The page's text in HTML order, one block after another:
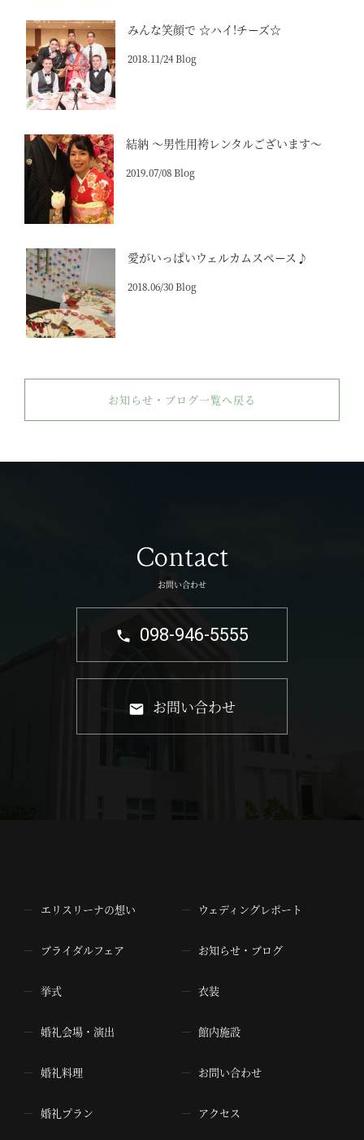
みんな笑顔で ☆ハイ!チーズ☆
2018.11/24 Blog
結納 ～男性用袴レンタルございます～
2019.07/08 Blog
愛がいっぱいウェルカムスペース♪
2018.06/30 Blog
お知らせ・ブログ一覧へ戻る
Contact
お問い合わせ
098-946-5555
お問い合わせ
エリスリーナの想い
ブライダルフェア
挙式
婚礼会場・演出
婚礼料理
婚礼プラン
ウェディングレポート
お知らせ・ブログ
衣装
館内施設
お問い合わせ
アクセス